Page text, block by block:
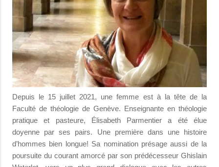
Depuis le 15 juillet 2021, une femme est à la tête de la
Faculté de théologie de Genève. Enseignante en théologie
pratique et pasteure, Élisabeth Parmentier a été élue
doyenne par ses pairs. Une première dans une histoire
d’hommes bien longue! Sa nomination présage aussi de la
poursuite du courant amorcé par son prédécesseur Ghislain